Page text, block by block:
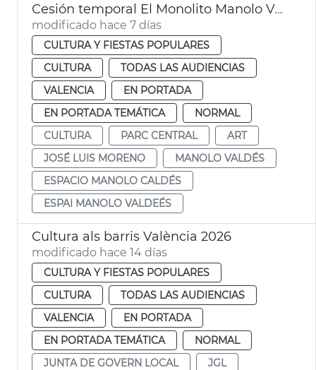
Cesión temporal El Monolito Manolo Valdés
modificado hace 7 días
CULTURA Y FIESTAS POPULARES
CULTURA
TODAS LAS AUDIENCIAS
VALENCIA
EN PORTADA
EN PORTADA TEMÁTICA
NORMAL
CULTURA
PARC CENTRAL
ART
JOSÉ LUIS MORENO
MANOLO VALDÉS
ESPACIO MANOLO CALDÉS
ESPAI MANOLO VALDEÉS
Cultura als barris València 2026
modificado hace 14 días
CULTURA Y FIESTAS POPULARES
CULTURA
TODAS LAS AUDIENCIAS
VALENCIA
EN PORTADA
EN PORTADA TEMÁTICA
NORMAL
JUNTA DE GOVERN LOCAL
JGL